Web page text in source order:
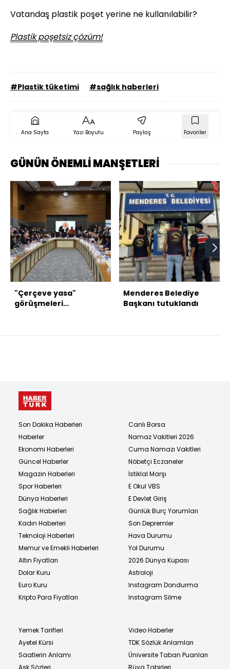
Vatandaş plastik poşet yerine ne kullanılabilir?
Plastik poşetsiz çözüm!
#Plastik tüketimi #sağlık haberleri
Ana Sayfa Yazı Boyutu Paylaş Favoriler
GÜNÜN ÖNEMLİ MANŞETLERİ
"Çerçeve yasa"
görüşmeleri
Menderes Belediye
Başkanı tutuklandı
Son Dakika Haberleri
Haberler
Ekonomi Haberleri
Güncel Haberler
Magazin Haberleri
Spor Haberleri
Dünya Haberleri
Sağlık Haberleri
Kadın Haberleri
Teknoloji Haberleri
Memur ve Emekli Haberleri
Altın Fiyatları
Dolar Kuru
Euro Kuru
Kripto Para Fiyatları
Canlı Borsa
Namaz Vakitleri 2026
Cuma Namazı Vakitleri
Nöbetçi Eczaneler
İstiklal Marşı
E Okul VBS
E Devlet Giriş
Günlük Burç Yorumları
Son Depremler
Hava Durumu
Yol Durumu
2026 Dünya Kupası
Astroloji
Instagram Dondurma
Instagram Silme
Yemek Tarifleri
Ayetel Kürsi
Saatlerin Anlamı
Aşk Sözleri
Video Haberler
TDK Sözlük Anlamları
Üniversite Taban Puanları
Rüya Tabirleri